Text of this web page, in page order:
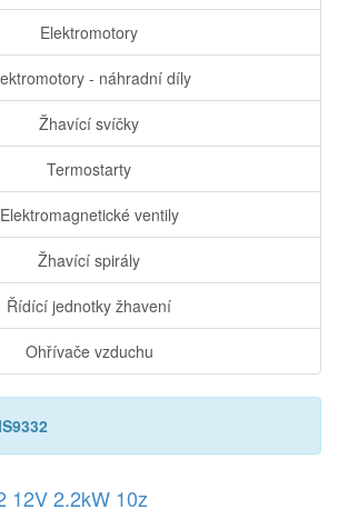
Elektromotory
- náhradní díly
Žhavící svíčky
Termostarty
Elektromagnetické ventily
Žhavící spirály
Řídící jednotky žhavení
Ohřívače vzduchu
IS9332
12V 2.2kW 10z